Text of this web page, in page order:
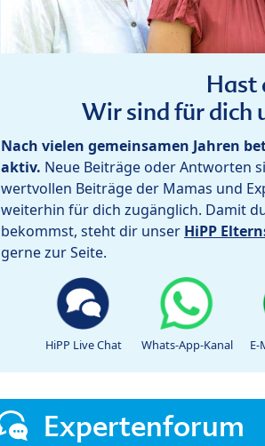
Hast
Wir sind für dich
Nach vielen gemeinsamen Jahren
aktiv. Neue Beiträge oder Antworten
wertvollen Beiträge der Mamas und
weiterhin für dich zugänglich. Damit
bekommst, steht dir unser HiPP
gerne zur Seite.
HiPP Live Chat Whats-App-Kanal E-
Expertenforum